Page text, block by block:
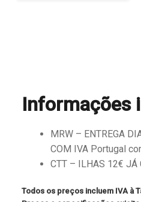
Informações
MRW – ENTREGA
COM IVA Portugal
CTT – ILHAS 12€ JÁ
Todos os preços incluem IVA à